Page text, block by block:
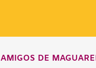
AMIGOS DE